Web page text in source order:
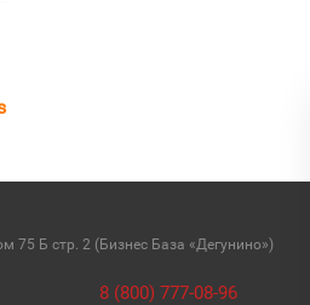
75 Б стр. 2 (Бизнес База «Дегунино»)
8 (800) 777-08-96